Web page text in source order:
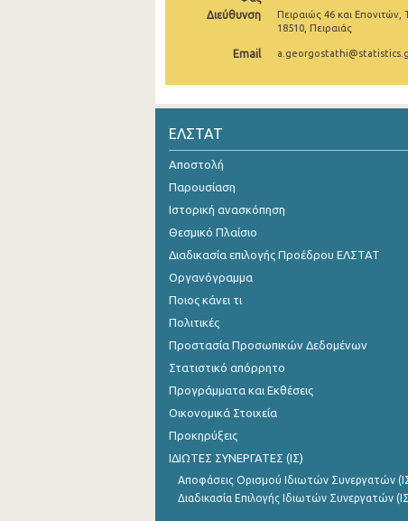
1993
Διεύθυνση
Πειραιώς 46 και Επονιτών,
18510, Πειραιάς
Email
ΕΛΣΤΑΤ
Αποστολή
Παρουσίαση
Ιστορική ανασκόπηση
Θεσμικό Πλαίσιο
Διαδικασία επιλογής Προέδρου ΕΛΣΤΑΤ
Οργανόγραμμα
Ποιος κάνει τι
Πολιτικές
Προστασία Προσωπικών Δεδομένων
Στατιστικό απόρρητο
Προγράμματα και Εκθέσεις
Οικονομικά Στοιχεία
Προκηρύξεις
ΙΔΙΩΤΕΣ ΣΥΝΕΡΓΑΤΕΣ (ΙΣ)
Αποφάσεις Ορισμού Ιδιωτών Συνεργατών
Διαδικασία Επιλογής Ιδιωτών Συνεργατών